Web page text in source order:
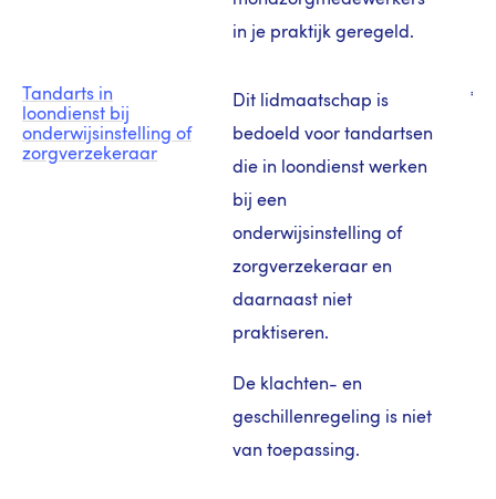
in je praktijk geregeld.
Tandarts in
loondienst bij
onderwijsinstelling of
zorgverzekeraar
Dit lidmaatschap is
bedoeld voor tandartsen
die in loondienst werken
bij een
onderwijsinstelling of
zorgverzekeraar en
daarnaast niet
praktiseren.
De klachten- en
geschillenregeling is niet
van toepassing.
€